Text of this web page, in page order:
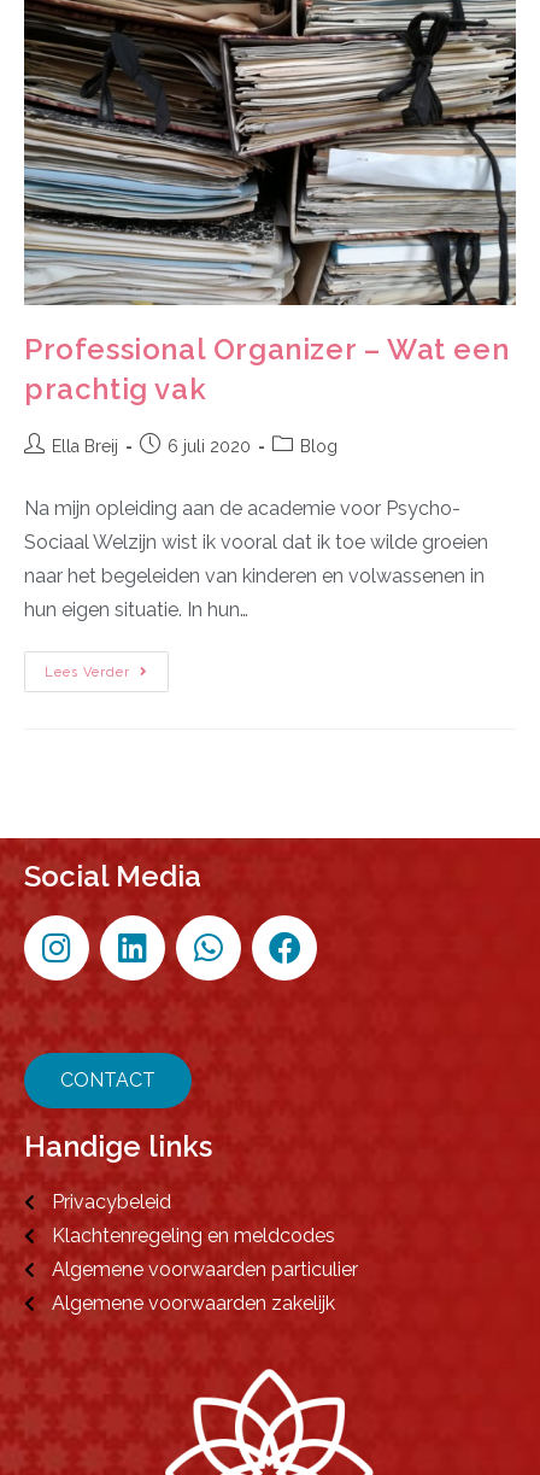
Professional Organizer – Wat een
prachtig vak
Ella Breij 6 juli 2020 Blog
Na mijn opleiding aan de academie voor Psycho-
Sociaal Welzijn wist ik vooral dat ik toe wilde groeien
naar het begeleiden van kinderen en volwassenen in
hun eigen situatie. In hun…
Lees Verder
Social Media
CONTACT
Handige links
Privacybeleid
Klachtenregeling en meldcodes
Algemene voorwaarden particulier
Algemene voorwaarden zakelijk